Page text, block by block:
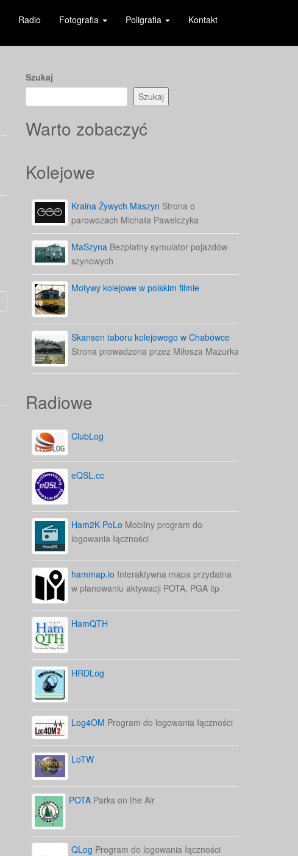
Radio Fotografia Poligrafia Kontakt
Szukaj
Szukaj
Warto zobaczyć
Kolejowe
Kraina Żywych Maszyn Strona o
parowozach Michała Pawelczyka
MaSzyna Bezpłatny symulator pojazdów
szynowych
Motywy kolejowe w polskim filmie
Skansen taboru kolejowego w Chabówce
Strona prowadzona przez Miłosza Mazurka
Radiowe
ClubLog
eQSL.cc
Ham2K PoLo Mobilny program do
logowania łączności
hammap.io Interaktywna mapa przydatna
w planowaniu aktywacji POTA, PGA itp
HamQTH
HRDLog
Log4OM Program do logowania łączności
LoTW
POTA Parks on the Air
QLog Program do logowania łączności